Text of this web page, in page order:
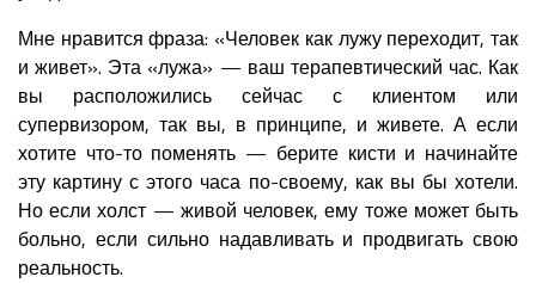
Мне нравится фраза: «Человек как лужу переходит, так
и живет». Эта «лужа» — ваш терапевтический час. Как
вы расположились сейчас с клиентом или
супервизором, так вы, в принципе, и живете. А если
хотите что-то поменять — берите кисти и начинайте
эту картину с этого часа по-своему, как вы бы хотели.
Но если холст — живой человек, ему тоже может быть
больно, если сильно надавливать и продвигать свою
реальность.